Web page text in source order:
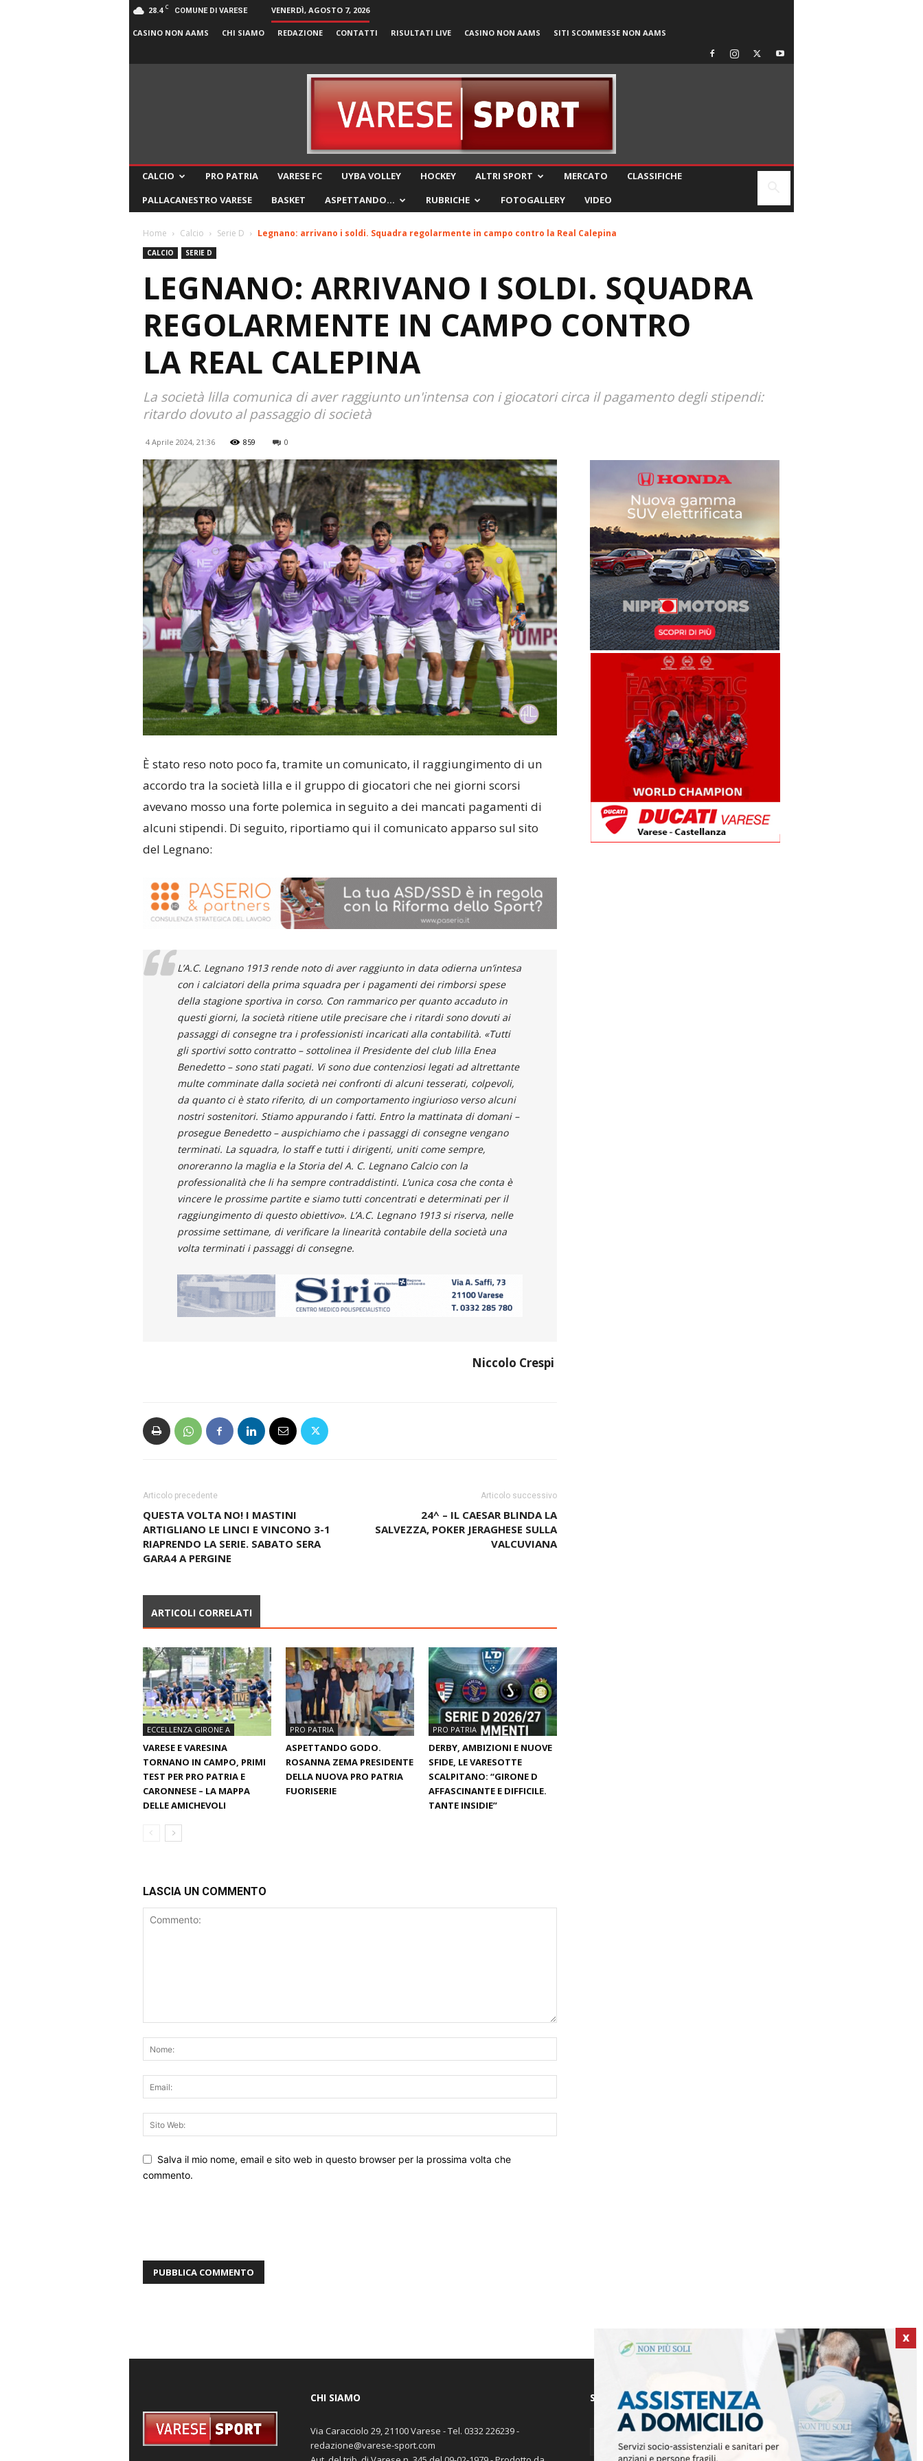
28.4 C COMUNE DI VARESE VENERDÌ, AGOSTO 7, 2026
CASINO NON AAMS CHI SIAMO REDAZIONE CONTATTI RISULTATI LIVE CASINO NON AAMS SITI SCOMMESSE NON AAMS
CALCIO PRO PATRIA VARESE FC UYBA VOLLEY HOCKEY ALTRI SPORT MERCATO
CLASSIFICHE
PALLACANESTRO VARESE
BASKET ASPETTANDO… RUBRICHE FOTOGALLERY VIDEO
Home Calcio Serie D Legnano: arrivano i soldi. Squadra regolarmente in campo contro la Real Calepina
CALCIO SERIE D
LEGNANO: ARRIVANO I SOLDI. SQUADRA
REGOLARMENTE IN CAMPO CONTRO
LA REAL CALEPINA
La società lilla comunica di aver raggiunto un'intensa con i giocatori circa il pagamento degli stipendi:
ritardo dovuto al passaggio di società
4 Aprile 2024, 21:36 859 0
È stato reso noto poco fa, tramite un comunicato, il raggiungimento di un
accordo tra la società lilla e il gruppo di giocatori che nei giorni scorsi
avevano mosso una forte polemica in seguito a dei mancati pagamenti di
alcuni stipendi. Di seguito, riportiamo qui il comunicato apparso sul sito
del Legnano:
L’A.C. Legnano 1913 rende noto di aver raggiunto in data odierna un’intesa
con i calciatori della prima squadra per i pagamenti dei rimborsi spese
della stagione sportiva in corso. Con rammarico per quanto accaduto in
questi giorni, la società ritiene utile precisare che i ritardi sono dovuti ai
passaggi di consegne tra i professionisti incaricati alla contabilità. «Tutti
gli sportivi sotto contratto – sottolinea il Presidente del club lilla Enea
Benedetto – sono stati pagati. Vi sono due contenziosi legati ad altrettante
multe comminate dalla società nei confronti di alcuni tesserati, colpevoli,
da quanto ci è stato riferito, di un comportamento ingiurioso verso alcuni
nostri sostenitori. Stiamo appurando i fatti. Entro la mattinata di domani –
prosegue Benedetto – auspichiamo che i passaggi di consegne vengano
terminati. La squadra, lo staff e tutti i dirigenti, uniti come sempre,
onoreranno la maglia e la Storia del A. C. Legnano Calcio con la
professionalità che li ha sempre contraddistinti. L’unica cosa che conta è
vincere le prossime partite e siamo tutti concentrati e determinati per il
raggiungimento di questo obiettivo». L’A.C. Legnano 1913 si riserva, nelle
prossime settimane, di verificare la linearità contabile della società una
volta terminati i passaggi di consegne.
Niccolo Crespi
Articolo precedente
QUESTA VOLTA NO! I MASTINI
ARTIGLIANO LE LINCI E VINCONO 3-1
RIAPRENDO LA SERIE. SABATO SERA
GARA4 A PERGINE
Articolo successivo
24^ – IL CAESAR BLINDA LA
SALVEZZA, POKER JERAGHESE SULLA
VALCUVIANA
ARTICOLI CORRELATI
ECCELLENZA GIRONE A
VARESE E VARESINA
TORNANO IN CAMPO, PRIMI
TEST PER PRO PATRIA E
CARONNESE – LA MAPPA
DELLE AMICHEVOLI
PRO PATRIA
ASPETTANDO GODO.
ROSANNA ZEMA PRESIDENTE
DELLA NUOVA PRO PATRIA
FUORISERIE
PRO PATRIA
DERBY, AMBIZIONI E NUOVE
SFIDE, LE VARESOTTE
SCALPITANO: “GIRONE D
AFFASCINANTE E DIFFICILE.
TANTE INSIDIE”
LASCIA UN COMMENTO
Salva il mio nome, email e sito web in questo browser per la prossima volta che
commento.
X
CHI SIAMO
Via Caracciolo 29, 21100 Varese - Tel. 0332 226239 -
redazione@varese-sport.com
SEGUICI